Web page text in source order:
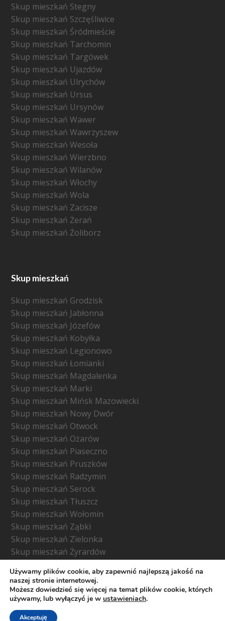
Skup mieszkań Stegny
Skup mieszkań Szczęśliwice
Skup mieszkań Śródmieście
Skup mieszkań Tarchomin
Skup mieszkań Targówek
Skup mieszkań Ujazdów
Skup mieszkań Ulrychów
Skup mieszkań Ursus
Skup mieszkań Ursynów
Skup mieszkań Wawer
Skup mieszkań Wawrzyszew
Skup mieszkań Wesoła
Skup mieszkań Wierzbno
Skup mieszkań Wilanów
Skup mieszkań Włochy
Skup mieszkań Wola
Skup mieszkań Zacisze
Skup mieszkań Żerań
Skup mieszkań Żoliborz
Skup mieszkań
Skup mieszkań Grodzisk
Skup mieszkań Jabłonna
Skup mieszkań Józefów
Skup mieszkań Kobyłka
Skup mieszkań Legionowo
Skup mieszkań Łomianki
Skup mieszkań Magdalenka
Skup mieszkań Marki
Skup mieszkań Mińsk Mazowiecki
Skup mieszkań Nowy Dwór
Skup mieszkań Otwock
Skup mieszkań Ożarów
Skup mieszkań Piaseczno
Skup mieszkań Pruszków
Skup mieszkań Radzymin
Skup mieszkań Serock
Skup mieszkań Tłuszcz
Skup mieszkań Wołomin
Skup mieszkań Ząbki
Skup mieszkań Zielonka
Skup mieszkań Żyrardów
Używamy plików cookie, aby zapewnić najlepszą jakość na
naszej stronie internetowej.
Możesz dowiedzieć się więcej na temat plików cookie, których
używamy, lub wyłączyć je w ustawieniach.
Akceptuję